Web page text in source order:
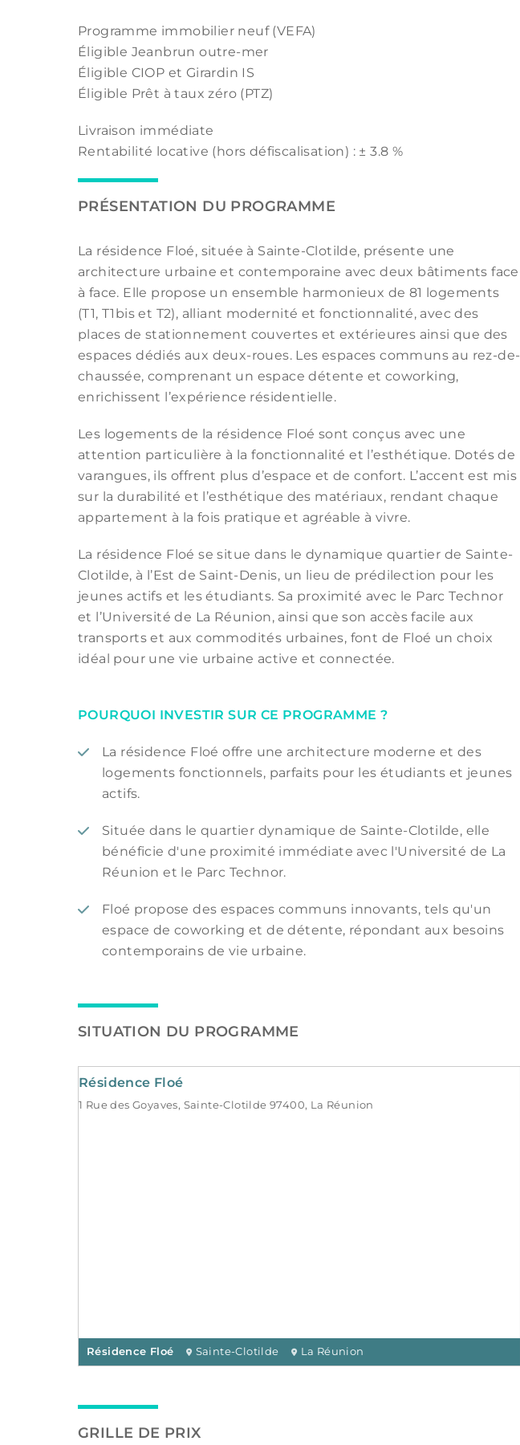
Programme immobilier neuf (VEFA)
Éligible Jeanbrun outre-mer
Éligible CIOP et Girardin IS
Éligible Prêt à taux zéro (PTZ)
Livraison immédiate
Rentabilité locative (hors défiscalisation) : ± 3.8 %
PRÉSENTATION DU PROGRAMME
La résidence Floé, située à Sainte-Clotilde, présente une
architecture urbaine et contemporaine avec deux bâtiments face
à face. Elle propose un ensemble harmonieux de 81 logements
(T1, T1bis et T2), alliant modernité et fonctionnalité, avec des
places de stationnement couvertes et extérieures ainsi que des
espaces dédiés aux deux-roues. Les espaces communs au rez-de-
chaussée, comprenant un espace détente et coworking,
enrichissent l’expérience résidentielle.
Les logements de la résidence Floé sont conçus avec une
attention particulière à la fonctionnalité et l’esthétique. Dotés de
varangues, ils offrent plus d’espace et de confort. L’accent est mis
sur la durabilité et l’esthétique des matériaux, rendant chaque
appartement à la fois pratique et agréable à vivre.
La résidence Floé se situe dans le dynamique quartier de Sainte-
Clotilde, à l’Est de Saint-Denis, un lieu de prédilection pour les
jeunes actifs et les étudiants. Sa proximité avec le Parc Technor
et l’Université de La Réunion, ainsi que son accès facile aux
transports et aux commodités urbaines, font de Floé un choix
idéal pour une vie urbaine active et connectée.
POURQUOI INVESTIR SUR CE PROGRAMME ?
La résidence Floé offre une architecture moderne et des
logements fonctionnels, parfaits pour les étudiants et jeunes
actifs.
Située dans le quartier dynamique de Sainte-Clotilde, elle
bénéficie d'une proximité immédiate avec l'Université de La
Réunion et le Parc Technor.
Floé propose des espaces communs innovants, tels qu'un
espace de coworking et de détente, répondant aux besoins
contemporains de vie urbaine.
SITUATION DU PROGRAMME
Résidence Floé
1 Rue des Goyaves, Sainte-Clotilde 97400, La Réunion
Résidence Floé Sainte-Clotilde La Réunion
GRILLE DE PRIX